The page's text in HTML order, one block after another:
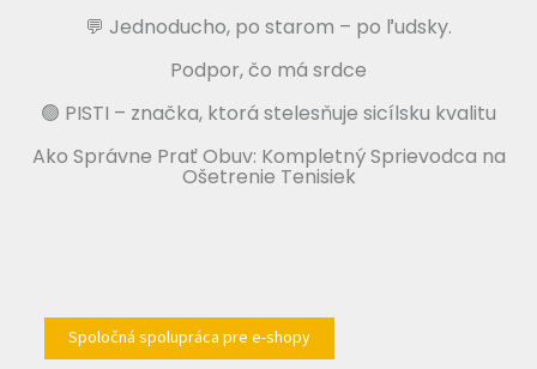
💬 Jednoducho, po starom – po ľudsky.
Podpor, čo má srdce
🟢 PISTI – značka, ktorá stelesňuje sicílsku kvalitu
Ako Správne Prať Obuv: Kompletný Sprievodca na
Ošetrenie Tenisiek
Spoločná spolupráca pre e-shopy